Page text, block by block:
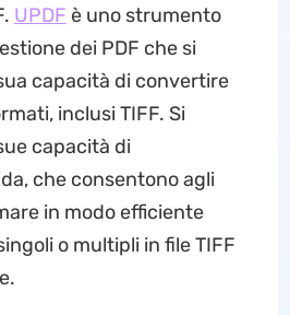
UPDF è uno strumento
dei PDF che si
capacità di convertire
inclusi TIFF. Si
capacità di
che consentono agli
in modo efficiente
o multipli in file TIFF